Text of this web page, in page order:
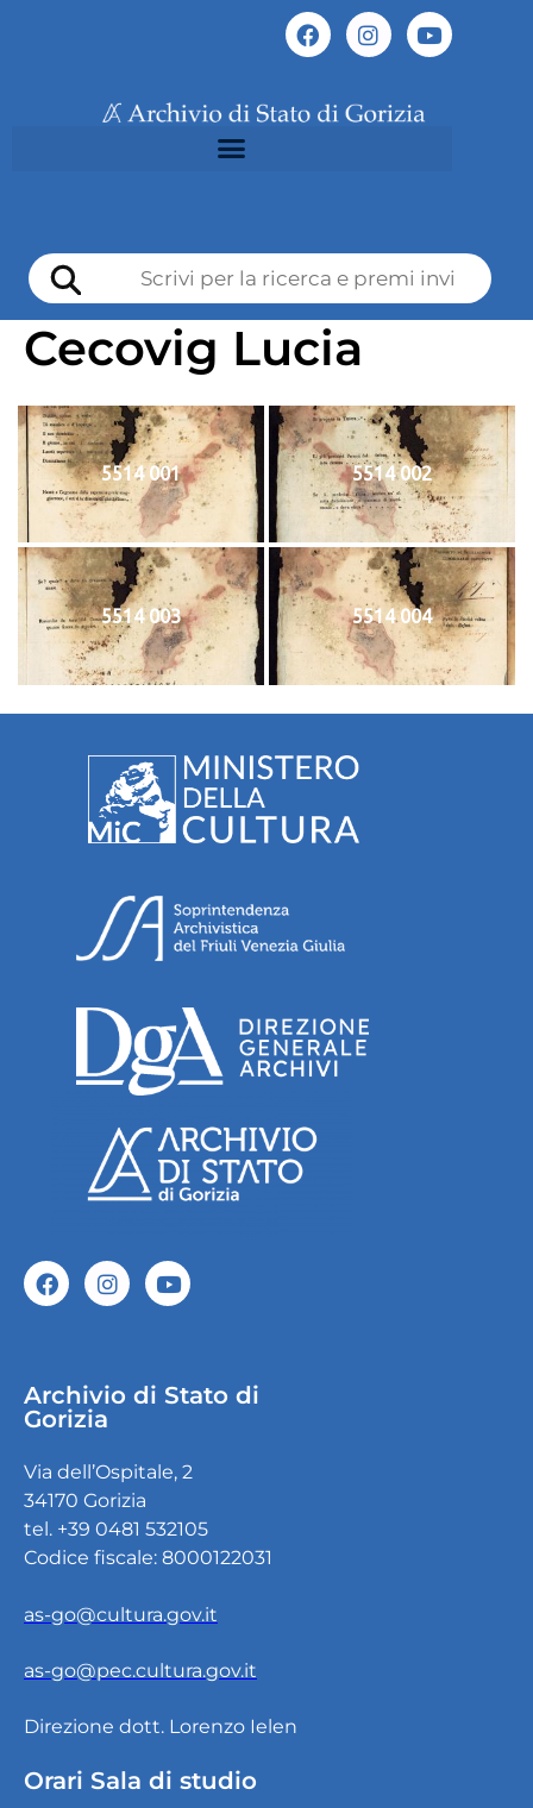
Cecovig Lucia
5514 001 5514 002
5514 003 5514 004
Archivio di Stato di
Gorizia
Via dell’Ospitale, 2
34170 Gorizia
tel. +39 0481 532105
Codice fiscale: 8000122031
as-go@cultura.gov.it
as-go@pec.cultura.gov.it
Direzione dott. Lorenzo Ielen
Orari Sala di studio